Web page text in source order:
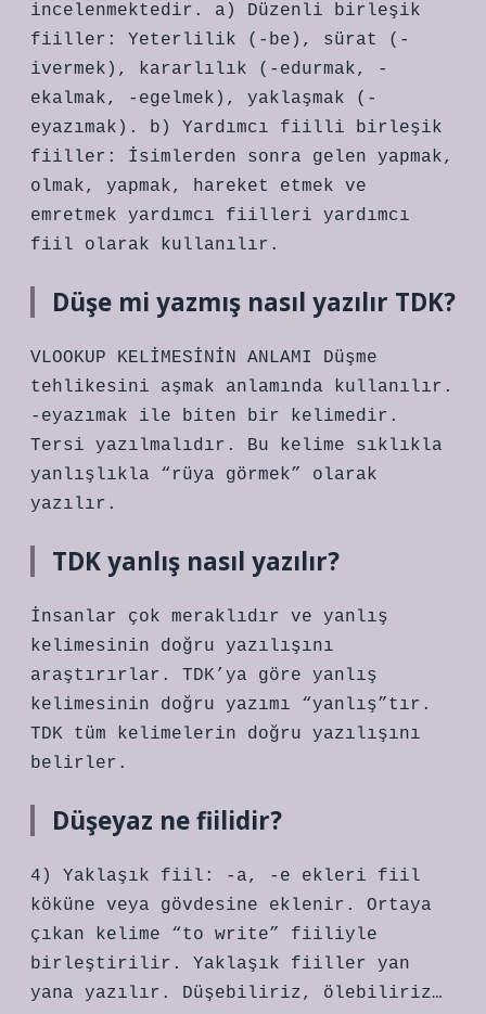
incelenmektedir. a) Düzenli birleşik
fiiller: Yeterlilik (-be), sürat (-
ivermek), kararlılık (-edurmak, -
ekalmak, -egelmek), yaklaşmak (-
eyazımak). b) Yardımcı fiilli birleşik
fiiller: İsimlerden sonra gelen yapmak,
olmak, yapmak, hareket etmek ve
emretmek yardımcı fiilleri yardımcı
fiil olarak kullanılır.
Düşe mi yazmış nasıl yazılır TDK?
VLOOKUP KELİMESİNİN ANLAMI Düşme
tehlikesini aşmak anlamında kullanılır.
-eyazımak ile biten bir kelimedir.
Tersi yazılmalıdır. Bu kelime sıklıkla
yanlışlıkla “rüya görmek” olarak
yazılır.
TDK yanlış nasıl yazılır?
İnsanlar çok meraklıdır ve yanlış
kelimesinin doğru yazılışını
araştırırlar. TDK’ya göre yanlış
kelimesinin doğru yazımı “yanlış”tır.
TDK tüm kelimelerin doğru yazılışını
belirler.
Düşeyaz ne fiilidir?
4) Yaklaşık fiil: -a, -e ekleri fiil
köküne veya gövdesine eklenir. Ortaya
çıkan kelime “to write” fiiliyle
birleştirilir. Yaklaşık fiiller yan
yana yazılır. Düşebiliriz, ölebiliriz…